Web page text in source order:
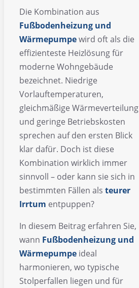
Die Kombination aus
Fußbodenheizung und
Wärmepumpewird oft als die
effizienteste Heizlösung für
moderne Wohngebäude
bezeichnet. Niedrige
Vorlauftemperaturen,
gleichmäßige Wärmeverteilung
und geringe Betriebskosten
sprechen auf den ersten Blick
klar dafür. Doch ist diese
Kombination wirklich immer
sinnvoll – oder kann sie sich in
bestimmten Fällen als teurer
Irrtum entpuppen?
In diesem Beitrag erfahren Sie,
wann Fußbodenheizung und
Wärmepumpe ideal
harmonieren, wo typische
Stolperfallen liegen und für